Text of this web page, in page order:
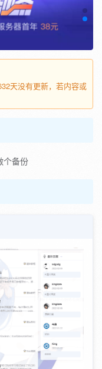
天没有更新，若内容或
个备份